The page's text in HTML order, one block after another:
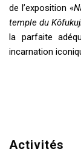
de l’exposition «
temple du
la parfaite
incarnation
Activités